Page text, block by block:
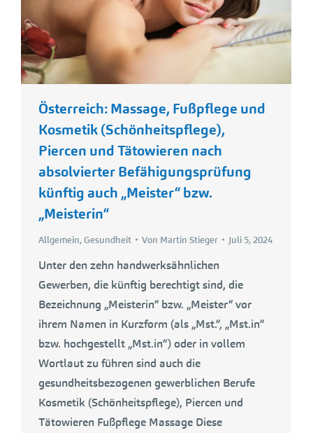
Österreich: Massage, Fußpflege und
Kosmetik (Schönheitspflege),
Piercen und Tätowieren nach
absolvierter Befähigungsprüfung
künftig auch „Meister“ bzw.
„Meisterin“
Allgemein,Gesundheit Von Martin Stieger Juli 5, 2024
Unter den zehn handwerksähnlichen
Gewerben, die künftig berechtigt sind, die
Bezeichnung „Meisterin“ bzw. „Meister“ vor
ihrem Namen in Kurzform (als „Mst.“, „Mst.in“
bzw. hochgestellt „Mst.in“) oder in vollem
Wortlaut zu führen sind auch die
gesundheitsbezogenen gewerblichen Berufe
Kosmetik (Schönheitspflege), Piercen und
Tätowieren Fußpflege Massage Diese